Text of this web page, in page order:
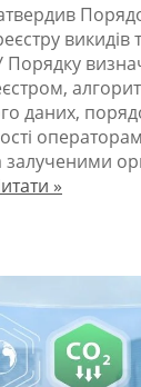
викидів
даних,
залученими
»